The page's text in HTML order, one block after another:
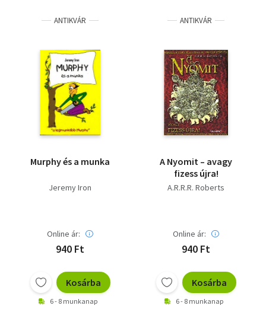
ANTIKVÁR
Murphy és a munka
Jeremy Iron
Online ár:
940 Ft
Kosárba
6 - 8 munkanap
ANTIKVÁR
A Nyomit – avagy
fizess újra!
A.R.R.R. Roberts
Online ár:
940 Ft
Kosárba
6 - 8 munkanap